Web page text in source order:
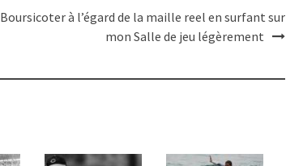
Boursicoter à l’égard de la maille reel en surfant sur
mon Salle de jeu légèrement